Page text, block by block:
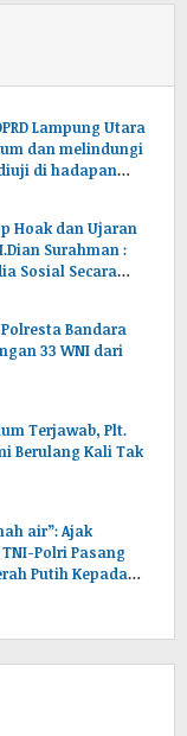
Lampung Utara
dan melindungi
di hadapan
Hoak dan Ujaran
Surahman :
Sosial Secara
Bandara
33 WNI dari
Terjawab, Plt.
Berulang Kali Tak
air”: Ajak
Polri Pasang
Putih Kepada